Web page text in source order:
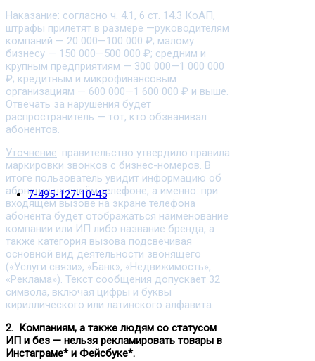
7-495-127-10-45
Наказание: согласно ч. 4.1, 6 ст. 14.3 КоАП,
штрафы прилетят в размере —руководителям
компаний — 20 000—100 000 ₽; малому
бизнесу — 150 000—500 000 ₽; средним и
крупным предприятиям — 300 000—1 000 000
₽; кредитным и микрофинансовым
организациям — 600 000—1 600 000 ₽ и выше.
Отвечать за нарушения будет
распространитель — тот, кто обзванивал
абонентов.
Уточнение: правительство утвердило правила
маркировки звонков с бизнес-номеров. В
итоге пользователь увидит информацию об
абоненте на своём телефоне, а именно: при
входящем вызове на экране телефона
абонента будет отображаться наименование
компании или ИП либо название бренда, а
также категория вызова подсвечивая
основной вид деятельности звонящего
(«Услуги связи», «Банк», «Недвижимость»,
«Реклама»). Текст сообщения допускает 32
символа, включая цифры и буквы
кириллического или латинского алфавита.
2. Компаниям, а также людям со статусом
ИП и без — нельзя рекламировать товары в
Инстаграме* и Фейсбуке*.